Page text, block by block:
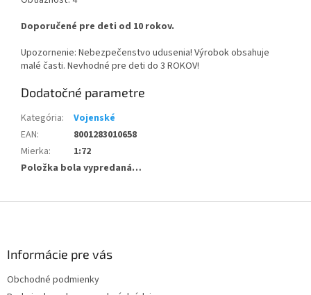
Doporučené pre deti od 10 rokov.
Upozornenie: Nebezpečenstvo udusenia! Výrobok obsahuje
malé časti. Nevhodné pre deti do 3 ROKOV!
Dodatočné parametre
Kategória:
Vojenské
EAN:
8001283010658
Mierka:
1:72
Položka bola vypredaná…
Informácie pre vás
Obchodné podmienky